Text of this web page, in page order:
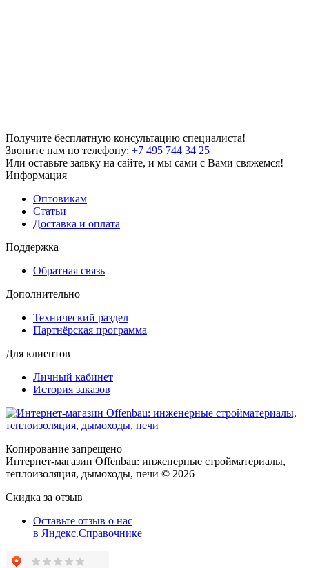
Получите бесплатную консультацию специалиста!
Звоните нам по телефону: +7 495 744 34 25
Или оставьте заявку на сайте, и мы сами с Вами свяжемся!
Информация
Оптовикам
Статьи
Доставка и оплата
Поддержка
Обратная связь
Дополнительно
Технический раздел
Партнёрская программа
Для клиентов
Личный кабинет
История заказов
Копирование запрещено
Интернет-магазин Offenbau: инженерные стройматериалы,
теплоизоляция, дымоходы, печи © 2026
Скидка за отзыв
Оставьте отзыв о нас
в Яндекс.Справочнике